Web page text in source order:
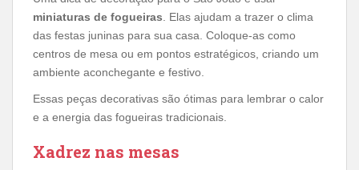
miniaturas de fogueiras. Elas ajudam a trazer o clima
das festas juninas para sua casa. Coloque-as como
centros de mesa ou em pontos estratégicos, criando um
ambiente aconchegante e festivo.
Essas peças decorativas são ótimas para lembrar o calor
e a energia das fogueiras tradicionais.
Xadrez nas mesas